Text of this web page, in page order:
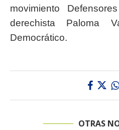
movimiento
derechista Paloma
Democrático.
OTRAS